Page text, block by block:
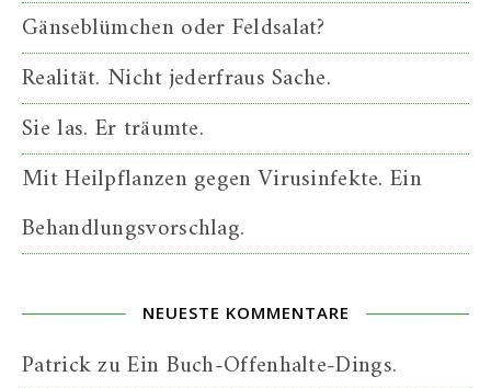
Gänseblümchen oder Feldsalat?
Realität. Nicht jederfraus Sache.
Sie las. Er träumte.
Mit Heilpflanzen gegen Virusinfekte. Ein
Behandlungsvorschlag.
NEUESTE KOMMENTARE
PatrickzuEin Buch-Offenhalte-Dings.